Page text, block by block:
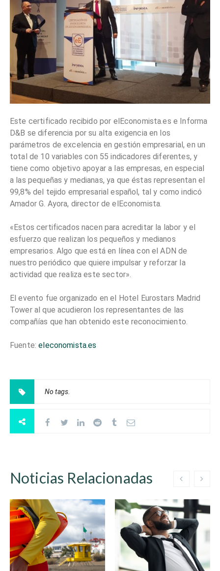
Este certificado recibido por elEconomista.es e Informa
D&B se diferencia por su alta exigencia en los
parámetros de excelencia en gestión empresarial, en un
total de 10 variables con 55 indicadores diferentes, y
tiene como objetivo apoyar a las empresas, en especial
a las pequeñas y medianas, ya que éstas representan el
99,8% del tejido empresarial español, tal y como indicó
Amador G. Ayora, director de elEconomista.
«Estos certificados nacen para acreditar la labor y el
esfuerzo que realizan los pequeños y medianos
empresarios. Algo que está en línea con el ADN de
nuestro periódico que quiere impulsar y reforzar la
actividad que realiza este sector».
El evento fue organizado en el Hotel Eurostars Madrid
Tower al que acudieron los representantes de las
compañías que han obtenido este reconocimiento.
Fuente:eleconomista.es
No tags.
Noticias Relacionadas